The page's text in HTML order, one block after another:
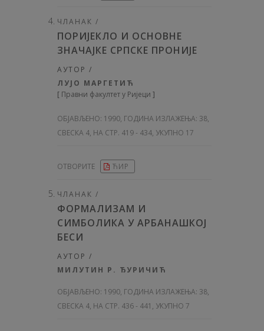
ЧЛАНАК /
ПОРИЈЕКЛО И ОСНОВНЕ
ЗНАЧАЈКЕ СРПСКЕ ПРОНИЈЕ
АУТОР /
ЛУЈО МАРГЕТИЋ
[ Правни факултет у Ријеци ]
ОБЈАВЉЕНО: 1990, ГОДИНА ИЗЛАЖЕЊА: 38,
СВЕСКА 4, НА СТР. 419 - 434, УКУПНО 17
ОТВОРИТЕ ЋИР
ЧЛАНАК /
ФОРМАЛИЗАМ И
СИМБОЛИКА У АРБАНАШКОЈ
БЕСИ
АУТОР /
МИЛУТИН Р. ЂУРИЧИЋ
ОБЈАВЉЕНО: 1990, ГОДИНА ИЗЛАЖЕЊА: 38,
СВЕСКА 4, НА СТР. 436 - 441, УКУПНО 7